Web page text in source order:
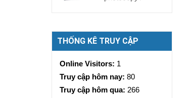
THỐNG KÊ TRUY CẬP
Online Visitors: 1
Truy cập hôm nay: 80
Truy cập hôm qua: 266